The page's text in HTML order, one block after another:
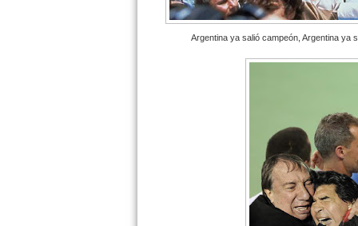
Argentina ya salió campeón, Argentina ya